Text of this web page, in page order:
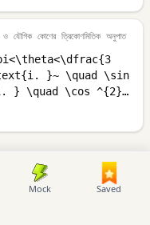
কোণের ত্রিকোণমিতিক অনুপাত
}~ \quad \sin
} \quad \cos ^{2}
Mock Saved